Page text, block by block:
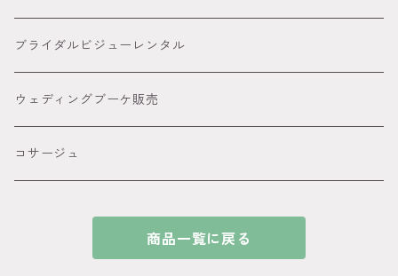
● イエロー
● オレンジ
● パープル
ダリア
ピンポンマム髪飾り
アメリカンフラワー髪飾り
ブライダルビジューレンタル
ウェディングブーケ販売
コサージュ
商品一覧に戻る